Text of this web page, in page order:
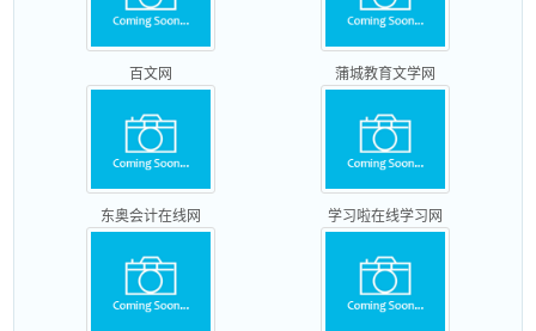
百文网 蒲城教育文学网
东奥会计在线网 学习啦在线学习网